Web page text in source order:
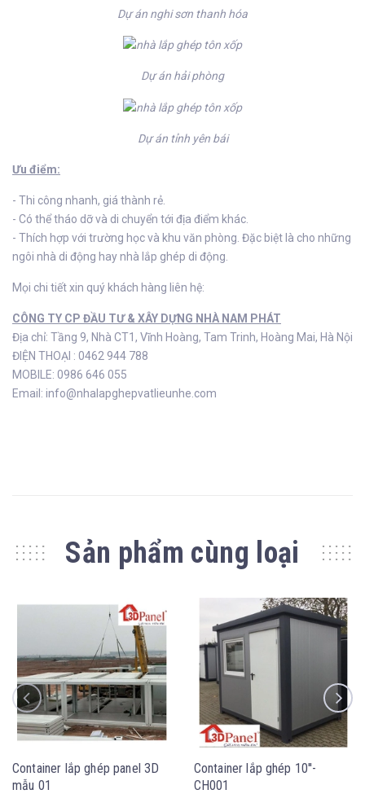
Dự án nghi sơn thanh hóa
Dự án hải phòng
Dự án tỉnh yên bái
Ưu điểm:
- Thi công nhanh, giá thành rẻ.
- Có thể tháo dỡ và di chuyển tới địa điểm khác.
- Thích hợp với trường học và khu văn phòng. Đặc biệt là cho những
ngôi nhà di động hay nhà lắp ghép di động.
Mọi chi tiết xin quý khách hàng liên hệ:
CÔNG TY CP ĐẦU TƯ & XÂY DỰNG NHÀ NAM PHÁT
Địa chỉ: Tầng 9, Nhà CT1, Vĩnh Hoàng, Tam Trinh, Hoàng Mai, Hà Nội
ĐIỆN THOẠI : 0462 944 788
MOBILE: 0986 646 055
Email: info@nhalapghepvatlieunhe.com
Sản phẩm cùng loại
Container lắp ghép panel 3D
mẫu 01
Container lắp ghép 10''-
CH001